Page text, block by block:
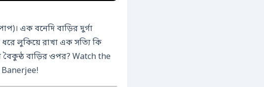
এক বনেদি বাড়ির দুর্গা
লুকিয়ে রাখা এক সত্যি কি
বাড়ির ওপর? Watch the